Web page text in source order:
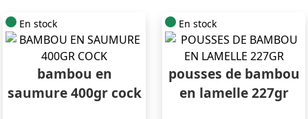
En stock
bambou en
saumure 400gr cock
En stock
pousses de bambou
en lamelle 227gr